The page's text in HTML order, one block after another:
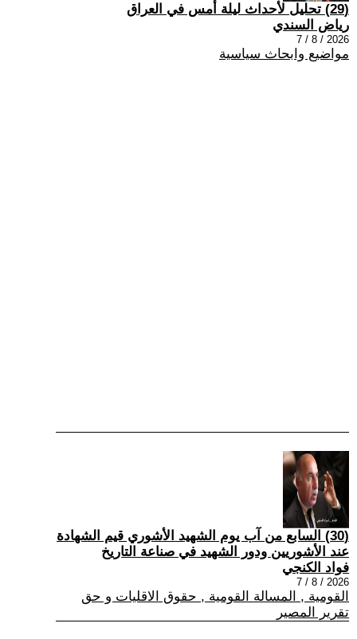
(29) تحليل لأحداث ليلة أمس في العراق
رياض السندي
2026 / 8 / 7
مواضيع وابحاث سياسية
(30) السابع من آب يوم الشهيد الأشوري قيم الشهادة
عند الأشوريين ودور الشهيد في صناعة التاريخ
فواد الكنجي
2026 / 8 / 7
القومية , المسالة القومية , حقوق الاقليات و حق
تقرير المصير